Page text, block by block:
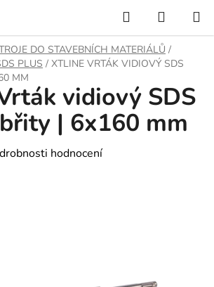
Hledat
KOŠÍK
DO STAVEBNÍCH MATERIÁLŮ /
PLUS / XTLINE VRTÁK VIDIOVÝ SDS
MM
vidiový SDS
| 6x160 mm
hodnocení